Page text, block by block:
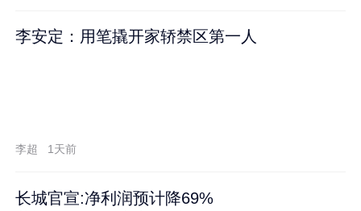
李安定：用笔撬开家轿禁区第一人
李超 1天前
长城官宣:净利润预计降69%